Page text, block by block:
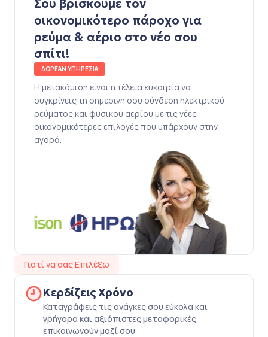
Σου βρίσκουμε τον
οικονομικότερο πάροχο για
ρεύμα & αέριο στο νέο σου
σπίτι!
ΔΩΡΕΑΝ ΥΠΗΡΕΣΙΑ
Η μετακόμιση είναι η τέλεια ευκαιρία να
συγκρίνεις τη σημερινή σου σύνδεση ηλεκτρικού
ρεύματος και φυσικού αερίου με τις νέες
οικονομικότερες επιλογές που υπάρχουν στην
αγορά.
Γιατί να σας Επιλέξω
Κερδίζεις Χρόνο
Καταγράφεις τις ανάγκες σου εύκολα και
γρήγορα και αξιόπιστες μεταφορικές
επικοινωνούν μαζί σου